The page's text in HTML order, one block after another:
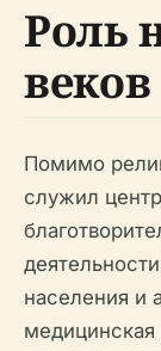
Роль
веков
Помимо
служил
населения и